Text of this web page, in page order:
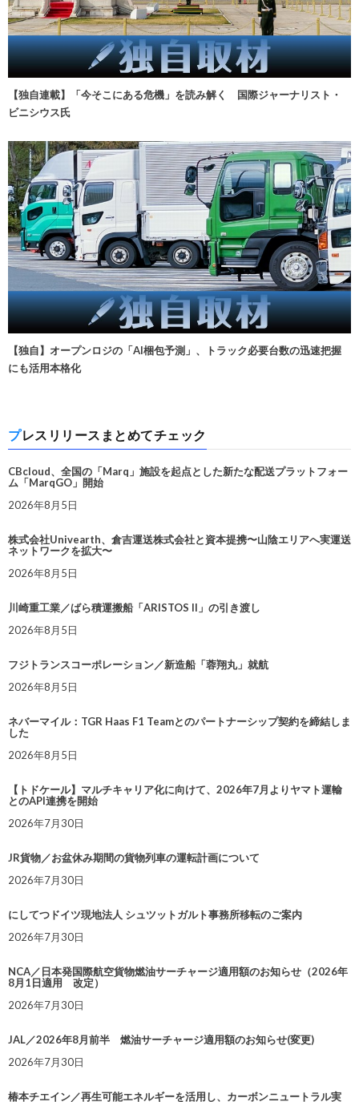
【独自連載】「今そこにある危機」を読み解く 国際ジャーナリスト・
ビニシウス氏
【独自】オープンロジの「AI梱包予測」、トラック必要台数の迅速把握
にも活用本格化
プレスリリースまとめてチェック
CBcloud、全国の「Marq」施設を起点とした新たな配送プラットフォー
ム「MarqGO」開始
2026年8月5日
株式会社Univearth、倉吉運送株式会社と資本提携〜山陰エリアへ実運送
ネットワークを拡大〜
2026年8月5日
川崎重工業／ばら積運搬船「ARISTOS II」の引き渡し
2026年8月5日
フジトランスコーポレーション／新造船「蓉翔丸」就航
2026年8月5日
ネバーマイル：TGR Haas F1 Teamとのパートナーシップ契約を締結しま
した
2026年8月5日
【トドケール】マルチキャリア化に向けて、2026年7月よりヤマト運輸
とのAPI連携を開始
2026年7月30日
JR貨物／お盆休み期間の貨物列車の運転計画について
2026年7月30日
にしてつドイツ現地法人 シュツットガルト事務所移転のご案内
2026年7月30日
NCA／日本発国際航空貨物燃油サーチャージ適用額のお知らせ（2026年
8月1日適用 改定）
2026年7月30日
JAL／2026年8月前半 燃油サーチャージ適用額のお知らせ(変更)
2026年7月30日
椿本チエイン／再生可能エネルギーを活用し、カーボンニュートラル実